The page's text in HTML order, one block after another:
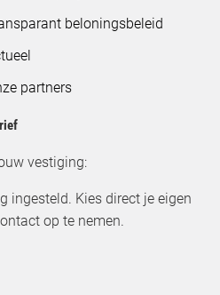
beloningsbeleid
partners
vestiging:
ingesteld. Kies direct je eigen
op te nemen.